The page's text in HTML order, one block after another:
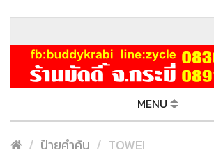
MENU
ป้ายคำค้น TOWEI